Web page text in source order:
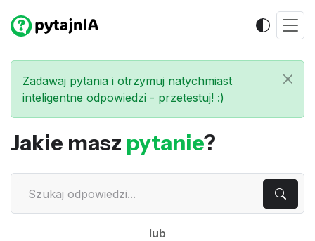
Zadawaj pytania i otrzymuj natychmiast
inteligentne odpowiedzi - przetestuj! :)
Jakie masz pytanie?
lub